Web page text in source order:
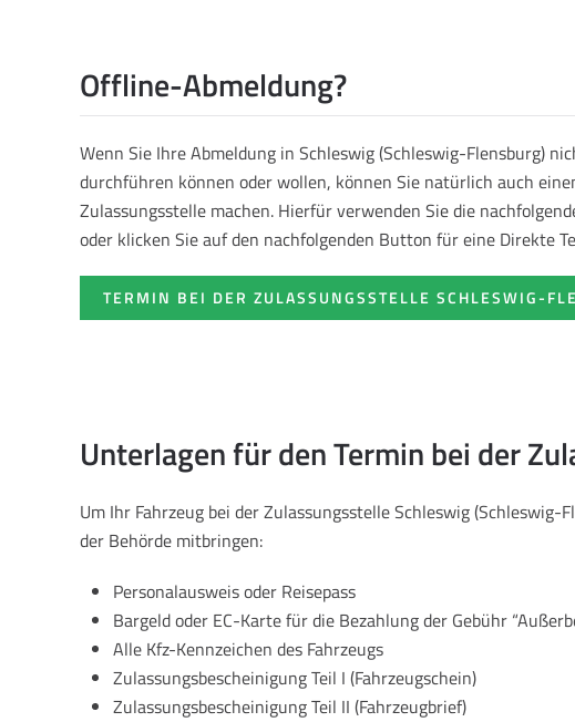
Offline-Abmeldung?
Wenn Sie Ihre Abmeldung in Schleswig (Schleswig-Flensburg)
durchführen können oder wollen, können Sie natürlich auch
Zulassungsstelle machen. Hierfür verwenden Sie die
oder klicken Sie auf den nachfolgenden Button für eine Direkte
TERMIN BEI DER ZULASSUNGSSTELLE SCHLESWIG-
Unterlagen für den Termin bei der
Um Ihr Fahrzeug bei der Zulassungsstelle Schleswig
der Behörde mitbringen:
Personalausweis oder Reisepass
Bargeld oder EC-Karte für die Bezahlung der Gebühr
Alle Kfz-Kennzeichen des Fahrzeugs
Zulassungsbescheinigung Teil I (Fahrzeugschein)
Zulassungsbescheinigung Teil II (Fahrzeugbrief)